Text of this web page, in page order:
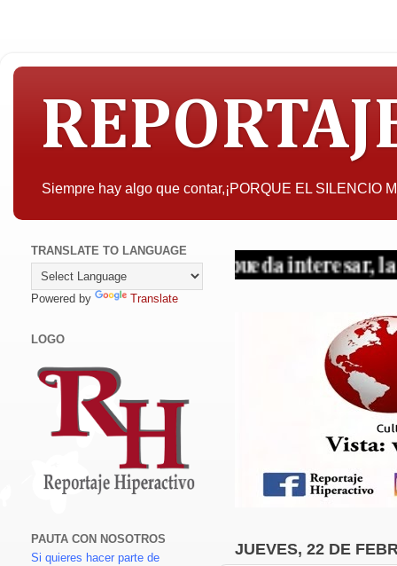
Siempre hay algo que contar,¡PORQUE EL SILENCIO
A quien pueda interesar, la objetividad
JUEVES, 22 DE
TRANSLATE TO LANGUAGE
Powered by Translate
LOGO
PAUTA CON NOSOTROS
Si quieres hacer parte de